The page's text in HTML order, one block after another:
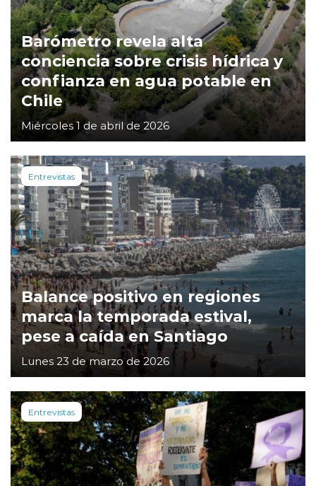
Barómetro revela alta
conciencia sobre crisis hídrica y
confianza en agua potable en
Chile
Miércoles 1 de abril de 2026
Entrevistas
Balance positivo en regiones
marca la temporada estival,
pese a caída en Santiago
Lunes 23 de marzo de 2026
Entrevistas